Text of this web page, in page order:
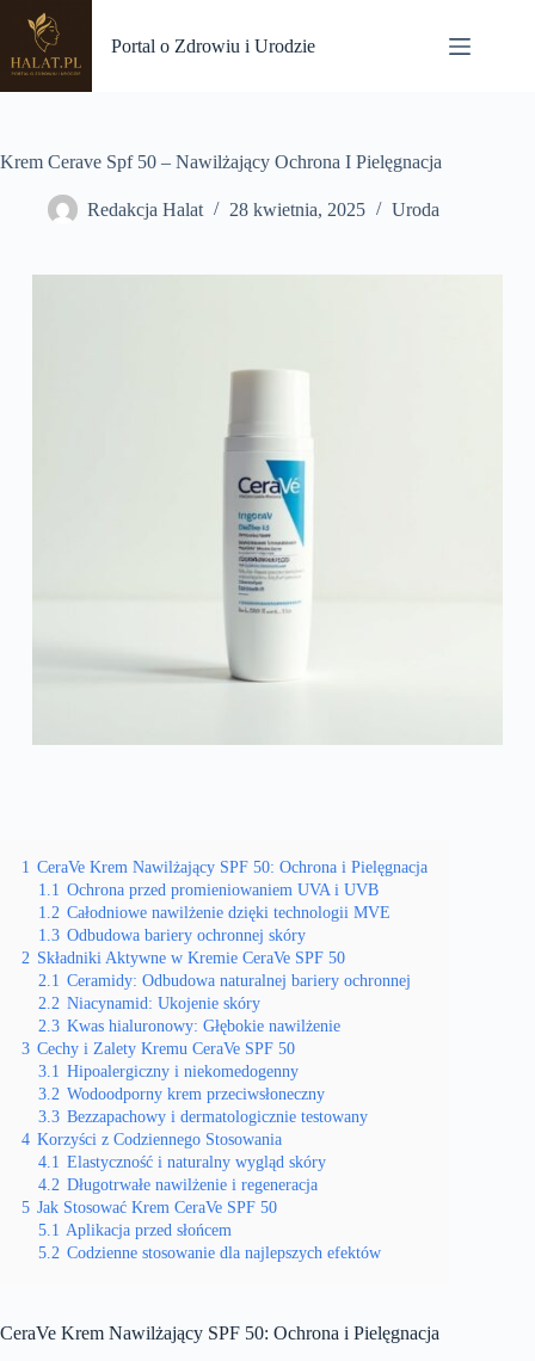
Przejdź
treści
Portal o Zdrowiu i Urodzie
Krem Cerave Spf 50 – Nawilżający Ochrona I Pielęgnacja
Redakcja Halat 28 kwietnia, 2025 Uroda
1 CeraVe Krem Nawilżający SPF 50: Ochrona i Pielęgnacja
1.1 Ochrona przed promieniowaniem UVA i UVB
1.2 Całodniowe nawilżenie dzięki technologii MVE
1.3 Odbudowa bariery ochronnej skóry
2 Składniki Aktywne w Kremie CeraVe SPF 50
2.1 Ceramidy: Odbudowa naturalnej bariery ochronnej
2.2 Niacynamid: Ukojenie skóry
2.3 Kwas hialuronowy: Głębokie nawilżenie
3 Cechy i Zalety Kremu CeraVe SPF 50
3.1 Hipoalergiczny i niekomedogenny
3.2 Wodoodporny krem przeciwsłoneczny
3.3 Bezzapachowy i dermatologicznie testowany
4 Korzyści z Codziennego Stosowania
4.1 Elastyczność i naturalny wygląd skóry
4.2 Długotrwałe nawilżenie i regeneracja
5 Jak Stosować Krem CeraVe SPF 50
5.1 Aplikacja przed słońcem
5.2 Codzienne stosowanie dla najlepszych efektów
CeraVe Krem Nawilżający SPF 50: Ochrona i Pielęgnacja